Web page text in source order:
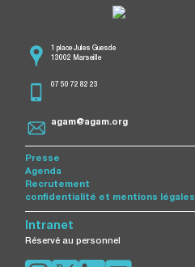
1 place Jules Guesde
13002 Marseille
07 50 72 82 23
agam@agam.org
Presse
Agenda
Recrutement
confidentialité et mentions légales
Intranet
Réservé au personnel